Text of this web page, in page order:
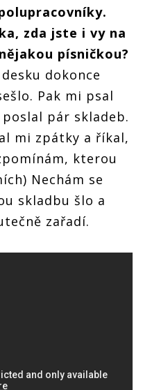
zda jste i vy na
písničkou?
dokonce
Pak mi psal
pár skladeb.
mi zpátky a říkal,
kterou
Nechám se
skladbu šlo a
zařadí.